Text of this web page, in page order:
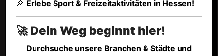
🔎 Erlebe Sport & Freizeitaktivitäten in Hessen!
🚀 Dein Weg beginnt hier!
🔹 Durchsuche unsere Branchen & Städte und